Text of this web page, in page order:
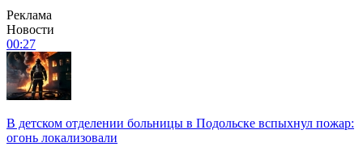
Реклама
Новости
00:27
В детском отделении больницы в Подольске вспыхнул пожар:
огонь локализовали